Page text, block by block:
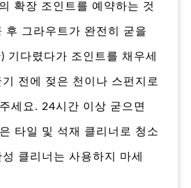
확장 조인트를 예약하는 것
후 그라우트가 완전히 굳을
기다렸다가 조인트를 채우세
전에 젖은 천이나 스펀지로
세요. 24시간 이상 굳으면
타일 및 석재 클리너로 청소
클리너는 사용하지 마세